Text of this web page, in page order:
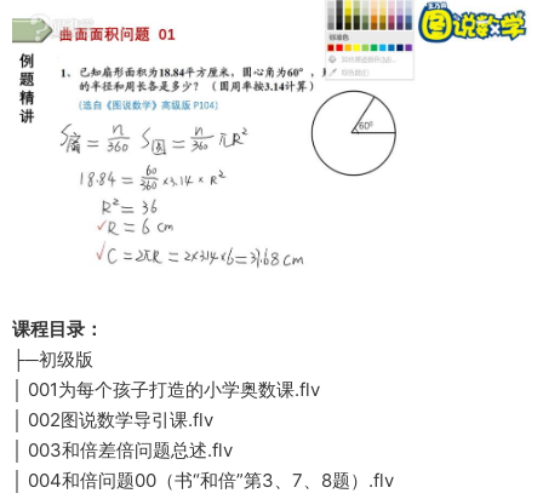
课程目录：
├─初级版
│ 001为每个孩子打造的小学奥数课.flv
│ 002图说数学导引课.flv
│ 003和倍差倍问题总述.flv
│ 004和倍问题00（书“和倍”第3、7、8题）.flv